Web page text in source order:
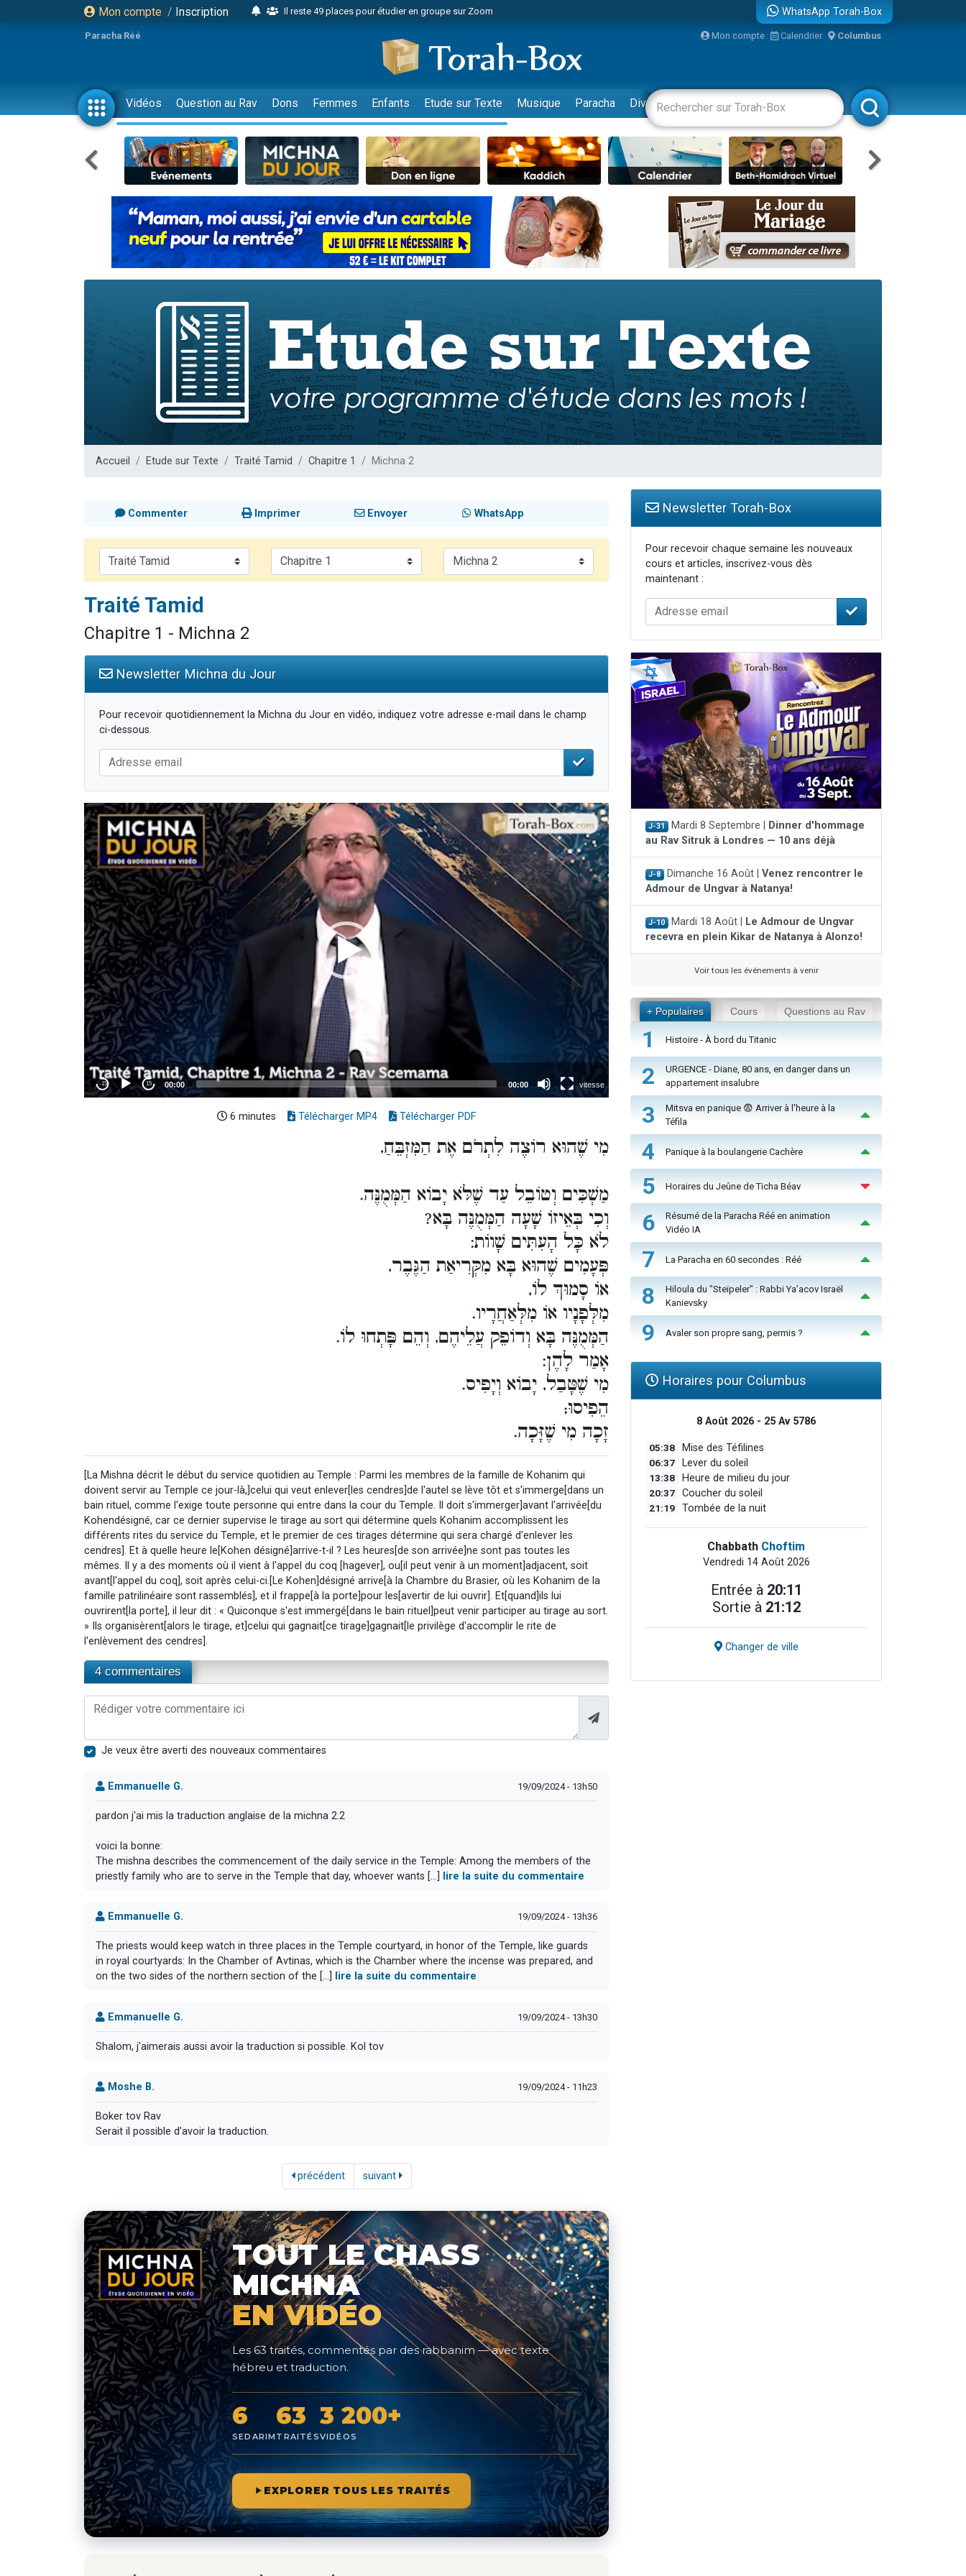
Mon compte / Inscription
Il reste 49 places pour étudier en groupe sur Zoom
2 personnes viennent de nous rejoindre sur WhatsApp
6 personnes viennent de nous rejoindre sur WhatsApp
4 personnes viennent de faire un don pour Reloger Rivka, 6 enfants, victime de violences...
2 personnes viennent de faire un don pour 1 Journée de Vacances Pour les Enfants
17 personnes viennent de demander une bénédiction
4 personnes viennent de nous rejoindre sur WhatsApp
Il reste 49 places pour étudier en groupe sur Zoom
Eva vient de donner son Maasser
4 personnes viennent de nous rejoindre sur WhatsApp
3 personnes viennent de nous rejoindre sur WhatsApp
Odaya vient de donner son Maasser
13 personnes viennent de demander une bénédiction
30 personnes viennent de faire un don pour Sauvez la jambe de Yohan
Il reste 49 places pour étudier en groupe sur Zoom
12 nouvelles musiques dans Torah-Box Music
29 personnes viennent de demander une bénédiction
WhatsApp Torah-Box
Paracha Réé Mon compte Calendrier Columbus
Vidéos Question au Rav Dons Femmes Enfants Etude sur Texte Musique Paracha Divertissements Livres Rabbanim
Accueil Etude sur Texte Traité Tamid Chapitre 1 Michna 2
Commenter Imprimer Envoyer WhatsApp
Traité Tamid
Chapitre 1 - Michna 2
Newsletter Michna du Jour
Pour recevoir quotidiennement la Michna du Jour en vidéo, indiquez votre adresse e-mail dans le champ
ci-dessous.
6 minutes Télécharger MP4 Télécharger PDF
מִי שֶׁהוּא רוֹצֶה לִתְרֹם אֶת הַמִּזְבֵּחַ,
מַשְׁכִּים וְטוֹבֵל עַד שֶׁלֹּא יָבוֹא הַמְּמֻנֶּה.
וְכִי בְּאֵיזוֹ שָׁעָה הַמְּמֻנֶּה בָּא?
לֹא כָּל הָעִתִּים שָׁווֹת:
פְּעָמִים שֶׁהוּא בָּא מִקְּרִיאַת הַגֶּבֶר,
אוֹ סָמוּךְ לוֹ,
מִלְּפָנָיו אוֹ מִלְּאַחֲרָיו.
הַמְּמֻנֶּה בָּא וְדוֹפֵק עֲלֵיהֶם, וְהֵם פָּתְחוּ לוֹ.
אָמַר לָהֶן:
מִי שֶׁטָּבַל, יָבוֹא וְיָפִיס.
הֵפִיסוּ;
זָכָה מִי שֶׁזָּכָה.
[La Mishna décrit le début du service quotidien au Temple : Parmi les membres de la famille de Kohanim qui
doivent servir au Temple ce jour-là,]celui qui veut enlever[les cendres]de l'autel se lève tôt et s'immerge[dans un
bain rituel, comme l'exige toute personne qui entre dans la cour du Temple. Il doit s'immerger]avant l'arrivée[du
Kohendésigné, car ce dernier supervise le tirage au sort qui détermine quels Kohanim accomplissent les
différents rites du service du Temple, et le premier de ces tirages détermine qui sera chargé d'enlever les
cendres]. Et à quelle heure le[Kohen désigné]arrive-t-il ? Les heures[de son arrivée]ne sont pas toutes les
mêmes. Il y a des moments où il vient à l'appel du coq [hagever], ou[il peut venir à un moment]adjacent, soit
avant[l'appel du coq], soit après celui-ci.[Le Kohen]désigné arrive[à la Chambre du Brasier, où les Kohanim de la
famille patrilinéaire sont rassemblés], et il frappe[à la porte]pour les[avertir de lui ouvrir]. Et[quand]ils lui
ouvrirent[la porte], il leur dit : « Quiconque s'est immergé[dans le bain rituel]peut venir participer au tirage au sort.
» Ils organisèrent[alors le tirage, et]celui qui gagnait[ce tirage]gagnait[le privilège d'accomplir le rite de
l'enlèvement des cendres].
4 commentaires
Je veux être averti des nouveaux commentaires
Emmanuelle G. 19/09/2024 - 13h50
pardon j'ai mis la traduction anglaise de la michna 2.2
voici la bonne:
The mishna describes the commencement of the daily service in the Temple: Among the members of the
priestly family who are to serve in the Temple that day, whoever wants [...]
lire la suite du commentaire
Emmanuelle G. 19/09/2024 - 13h36
The priests would keep watch in three places in the Temple courtyard, in honor of the Temple, like guards
in royal courtyards: In the Chamber of Avtinas, which is the Chamber where the incense was prepared, and
on the two sides of the northern section of the [...]
lire la suite du commentaire
Emmanuelle G. 19/09/2024 - 13h30
Shalom, j'aimerais aussi avoir la traduction si possible. Kol tov
Moshe B. 19/09/2024 - 11h23
Boker tov Rav
Serait il possible d’avoir la traduction.
précédent suivant
TOUT LE CHASS
MICHNA
EN VIDÉO
Les 63 traités, commentés par des rabbanim — avec texte
hébreu et traduction.
6
SEDARIM
63
TRAITÉS
3 200+
VIDÉOS
EXPLORER TOUS LES TRAITÉS
Newsletter Torah-Box
Pour recevoir chaque semaine les nouveaux
cours et articles, inscrivez-vous dès
maintenant :
J-31 Mardi 8 Septembre |
Dinner d'hommage
au Rav Sitruk à Londres — 10 ans déjà
J-8 Dimanche 16 Août | Venez rencontrer le
Admour de Ungvar à Natanya!
J-10 Mardi 18 Août |
Le Admour de Ungvar
recevra en plein Kikar de Natanya à Alonzo!
Voir tous les événements à venir
+ Populaires Cours Questions au Rav
1 Histoire - À bord du Titanic
2
URGENCE - Diane, 80 ans, en danger dans un
appartement insalubre
3
Mitsva en panique 😨 Arriver à l'heure à la
Téfila
4 Panique à la boulangerie Cachère
5 Horaires du Jeûne de Ticha Béav
6
Résumé de la Paracha Réé en animation
Vidéo IA
7 La Paracha en 60 secondes : Réé
8
Hiloula du "Steïpeler" : Rabbi Ya’acov Israël
Kanievsky
9 Avaler son propre sang, permis ?
Horaires pour Columbus
8 Août 2026 - 25 Av 5786
05:38 Mise des Téfilines
06:37 Lever du soleil
13:38 Heure de milieu du jour
20:37 Coucher du soleil
21:19 Tombée de la nuit
Chabbath Choftim
Vendredi 14 Août 2026
Entrée à 20:11
Sortie à 21:12
Changer de ville